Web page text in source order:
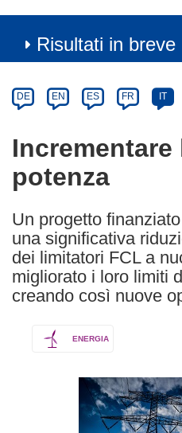
Risultati in breve
Category
Article
available
the
following
languages:
DE EN ES FR IT
potenza
Un progetto
una significativa
dei limitatori FCL a
migliorato i loro limiti
creando così nuove
ENERGIA